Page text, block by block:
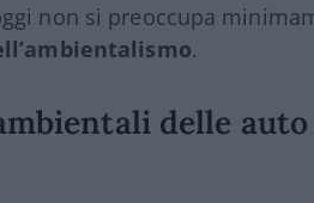
non si preoccupa
.
delle